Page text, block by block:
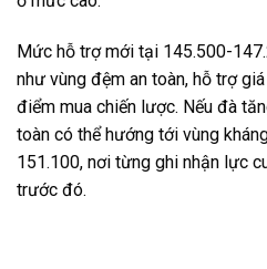
Mức hỗ trợ mới tại 145.500-
như vùng đệm an toàn, hỗ trợ
điểm mua chiến lược. Nếu đà
toàn có thể hướng tới vùng
151.100, nơi từng ghi nhận lực
trước đó.